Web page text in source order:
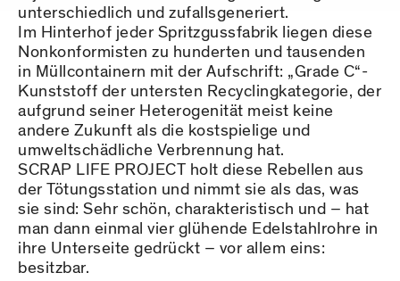
unterschiedlich und zufallsgeneriert.
Im Hinterhof jeder Spritzgussfabrik liegen diese
Nonkonformisten zu hunderten und tausenden
in Müllcontainern mit der Aufschrift: „Grade C“-
Kunststoff der untersten Recyclingkategorie, der
aufgrund seiner Heterogenität meist keine
andere Zukunft als die kostspielige und
umweltschädliche Verbrennung hat.
SCRAP LIFE PROJECT holt diese Rebellen aus
der Tötungsstation und nimmt sie als das, was
sie sind: Sehr schön, charakteristisch und – hat
man dann einmal vier glühende Edelstahlrohre in
ihre Unterseite gedrückt – vor allem eins:
besitzbar.